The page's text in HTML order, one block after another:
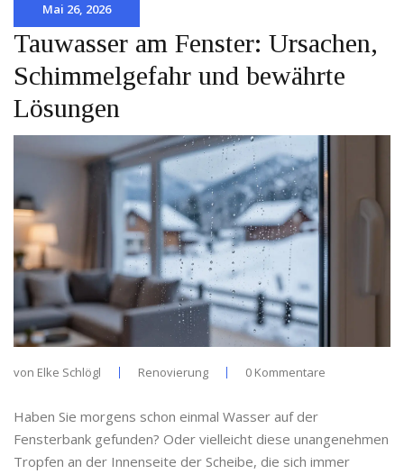
Mai 26, 2026
Tauwasser am Fenster: Ursachen,
Schimmelgefahr und bewährte
Lösungen
von Elke Schlögl Renovierung 0 Kommentare
Haben Sie morgens schon einmal Wasser auf der
Fensterbank gefunden? Oder vielleicht diese unangenehmen
Tropfen an der Innenseite der Scheibe, die sich immer